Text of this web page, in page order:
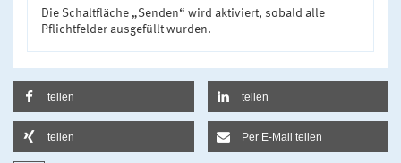
Die Schaltfläche „Senden“ wird aktiviert, sobald alle
Pflichtfelder ausgefüllt wurden.
teilen teilen
teilen Per E-Mail teilen